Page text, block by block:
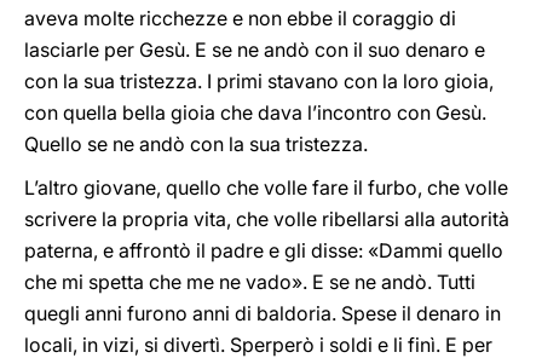
aveva molte ricchezze e non ebbe il coraggio di
lasciarle per Gesù. E se ne andò con il suo denaro e
con la sua tristezza. I primi stavano con la loro gioia,
con quella bella gioia che dava l’incontro con Gesù.
Quello se ne andò con la sua tristezza.
L’altro giovane, quello che volle fare il furbo, che volle
scrivere la propria vita, che volle ribellarsi alla autorità
paterna, e affrontò il padre e gli disse: «Dammi quello
che mi spetta che me ne vado». E se ne andò. Tutti
quegli anni furono anni di baldoria. Spese il denaro in
locali, in vizi, si divertì. Sperperò i soldi e li finì. E per